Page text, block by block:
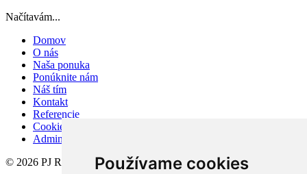
Používame cookies
Načítavám...
Domov
O nás
Naša ponuka
Ponúknite nám
Náš tím
Kontakt
Referencie
Cookies
Admin
© 2026 PJ REALITY s.r.o.